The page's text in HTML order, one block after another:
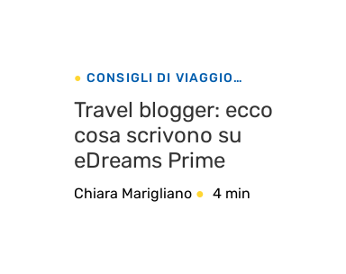
CONSIGLI DI VIAGGIO
LOW-COST
Travel blogger: ecco
cosa scrivono su
eDreams Prime
Chiara Marigliano 4 min